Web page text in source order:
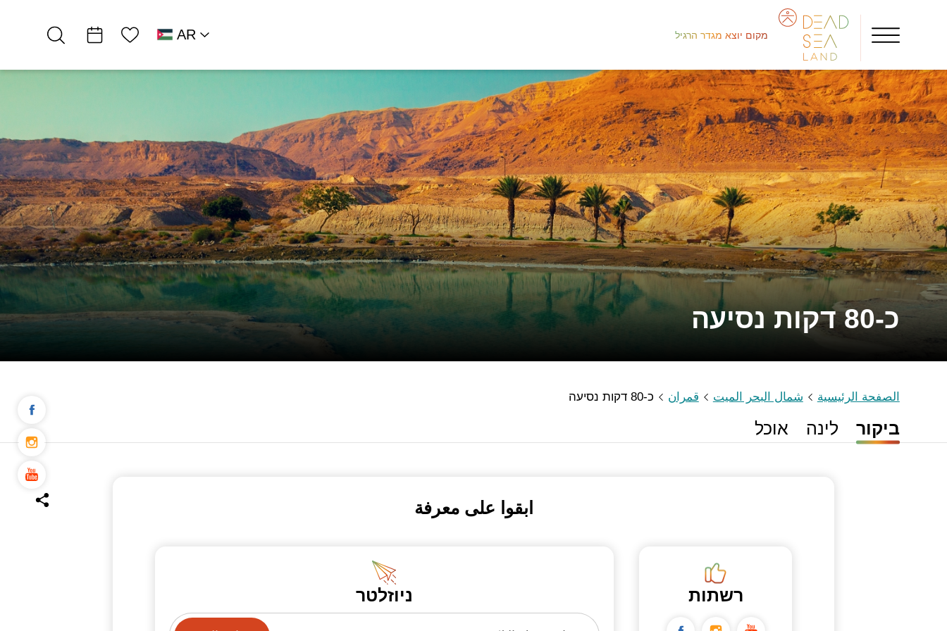
מקום יוצא מגדר הרגיל
AR
قائمة الأمنيات
כ-80 דקות נסיעה
الصفحة الرئيسية شمال البحر الميت قمران כ-80 דקות נסיעה
ביקור לינה אוכל
ابقوا على معرفة
רשתות ניוזלטר
פעילויות מחוץ לקופסא
داني أفيك، جولات…